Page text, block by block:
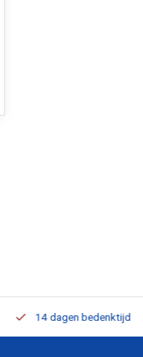
14 dagen bedenktijd